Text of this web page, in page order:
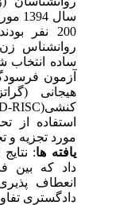
سال
روانشناس
ساده انتخاب
آزمون
هیجانی
کنشی( RISC
استفاده از
مورد تجزیه و
یافته ها: نتایج
داد که بین
انعطاف
دادگستری